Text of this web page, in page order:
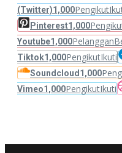
(Twitter)1,000Pengikut
Pinterest1,000
Youtube1,000Pelanggan
Tiktok1,000PengikutIkuti
Soundcloud 1,000
Vimeo1,000PengikutIkuti